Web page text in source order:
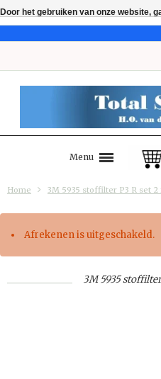
Menu
Home 3M 5935 stoffilter P3 R set
Afrekenen is uitgeschakeld.
3M 5935
Door het gebruiken van onze website,